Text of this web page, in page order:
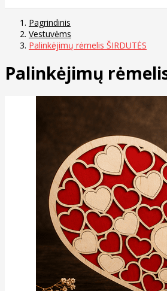
Pagrindinis
Vestuvėms
Palinkėjimų rėmelis ŠIRDUTĖS
Palinkėjimų rėmelis